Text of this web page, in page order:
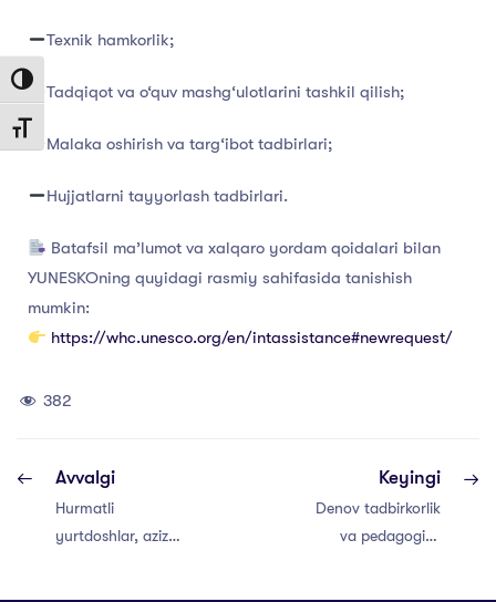
Toggle High Contrast
Toggle Font size
Texnik hamkorlik;
Tadqiqot va o‘quv mashg‘ulotlarini tashkil qilish;
Malaka oshirish va targ‘ibot tadbirlari;
Hujjatlarni tayyorlash tadbirlari.
Batafsil ma’lumot va xalqaro yordam qoidalari bilan
YUNESKOning quyidagi rasmiy sahifasida tanishish
mumkin:
https://whc.unesco.org/en/intassistance#newrequest/
382
Avvalgi
Hurmatli
yurtdoshlar, aziz
Keyingi
Denov tadbirkorlik
va pedagogika